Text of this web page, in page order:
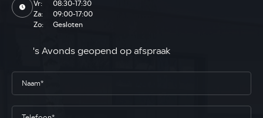
Vr:
08:30-17:30
Za:
09:00-17:00
Zo:
Gesloten
's Avonds geopend op afspraak